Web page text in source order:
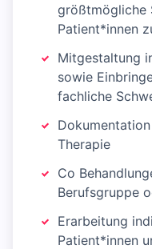
größtmögliche
Patient*innen
Mitgestaltung
sowie
fachliche
Therapie
Co
Berufsgruppe
Erarbeitung
Patient*innen